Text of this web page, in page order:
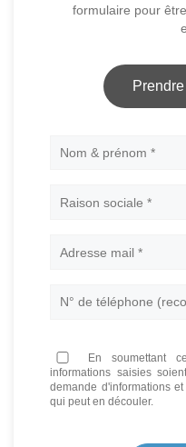
formulaire pour
En soumettant
informations saisies
demande d'informations
qui peut en découler.